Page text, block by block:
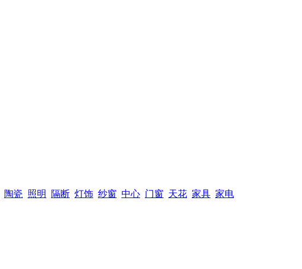
陶瓷 照明 隔断 灯饰 纱窗 中心 门窗 天花 家具 家电